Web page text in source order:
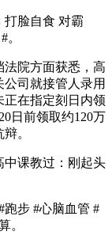
脸自食 对霸
院方面获悉，高
司就接管人录用
在指定刻日内领
日前领取约120万
。
课教过：刚起头
步 #心脑血管 #
。